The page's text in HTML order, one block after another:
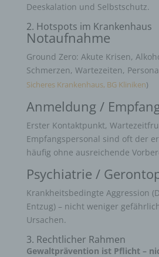
Deeskalation und Selbstschutz.
2. Hotspots im Krankenhaus
Notaufnahme
Ground Zero: Akute Krisen,
Schmerzen, Wartezeiten,
Sicheres Krankenhaus, BG Kliniken)
Anmeldung /
Erster Kontaktpunkt,
Empfangspersonal sind oft der
häufig ohne ausreichende
Psychiatrie /
Krankheitsbedingte Aggression
Entzug) – nicht weniger
Ursachen.
3. Rechtlicher Rahmen
Gewaltprävention ist Pflicht –